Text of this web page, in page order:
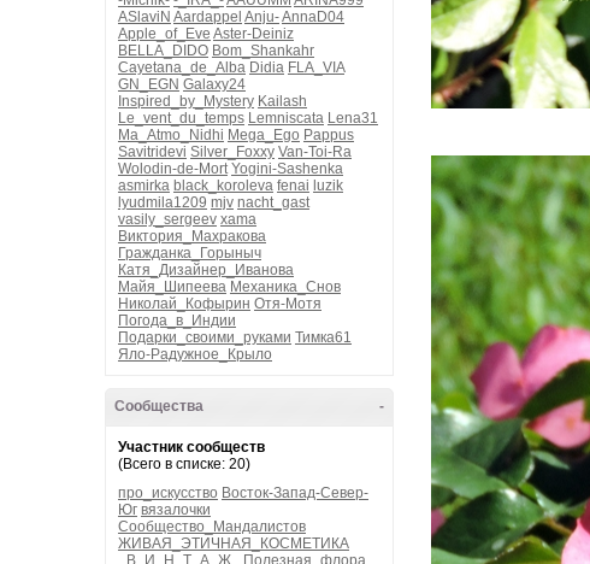
ASlaviN Aardappel Anju-AnnaD04
Apple_of_Eve Aster-Deiniz
BELLA_DIDO Bom_Shankahr
Cayetana_de_Alba Didia FLA_VIA
GN_EGN Galaxy24
Inspired_by_Mystery Kailash
Le_vent_du_temps Lemniscata Lena31
Ma_Atmo_Nidhi Mega_Ego Pappus
Savitridevi Silver_Foxxy Van-Toi-Ra
Wolodin-de-Mort Yogini-Sashenka
asmirka black_koroleva fenai luzik
lyudmila1209 mjv nacht_gast
vasily_sergeev xama
Виктория_Махракова
Гражданка_Горыныч
Катя_Дизайнер_Иванова
Майя_Шипеева Механика_Снов
Николай_Кофырин Отя-Мотя
Погода_в_Индии
Подарки_своими_руками Тимка61
Яло-Радужное_Крыло
-
Сообщества
Участник сообществ
(Всего в списке: 20)
про_искусство Восток-Запад-Север-
Юг вязалочки
Сообщество_Мандалистов
ЖИВАЯ_ЭТИЧНАЯ_КОСМЕТИКА
_В_И_Н_Т_А_Ж_
Полезная_флора